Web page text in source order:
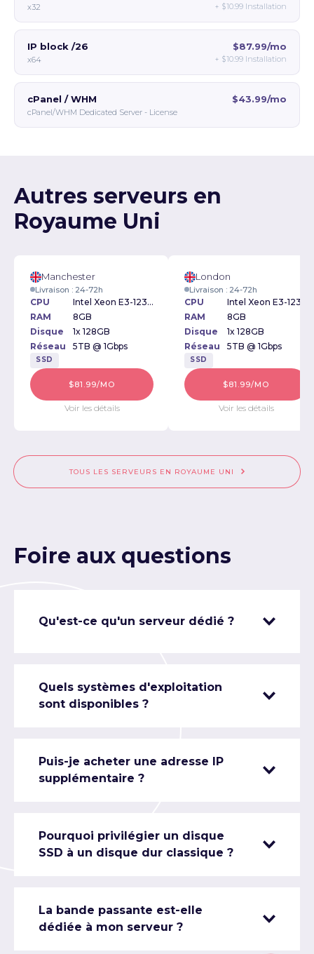
x32 + $10.99 Installation
IP block /26
x64
$87.99/mo
+ $10.99 Installation
cPanel / WHM
cPanel/WHM Dedicated Server - License
$43.99/mo
Autres serveurs en
Royaume Uni
Manchester
Livraison : 24-72h
CPU
Intel Xeon E3-1230v2 3.30GHz
RAM
8GB
Disque
1x 128GB
Réseau
5TB @ 1Gbps
SSD
$81.99/MO
Voir les détails
London
Livraison : 24-72h
CPU
RAM
8GB
Disque
1x 128GB
Réseau
5TB @ 1Gbps
SSD
$81.99/MO
Voir les détails
TOUS LES SERVEURS EN ROYAUME UNI
Foire aux questions
Qu'est-ce qu'un serveur dédié ?
Quels systèmes d'exploitation
sont disponibles ?
Puis-je acheter une adresse IP
supplémentaire ?
Pourquoi privilégier un disque
SSD à un disque dur classique ?
La bande passante est-elle
dédiée à mon serveur ?